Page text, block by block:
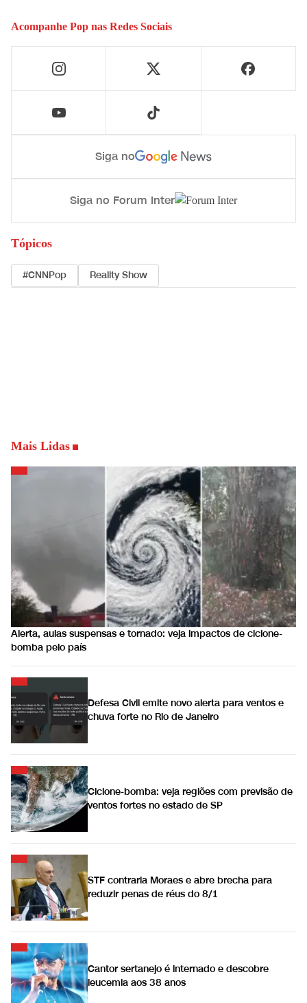
Acompanhe Pop nas Redes Sociais
Siga no
Siga no Forum Inter
Tópicos
#CNNPop Reality Show
Mais Lidas
Alerta, aulas suspensas e tornado: veja impactos de ciclone-
bomba pelo país
Defesa Civil emite novo alerta para ventos e
chuva forte no Rio de Janeiro
Ciclone-bomba: veja regiões com previsão de
ventos fortes no estado de SP
STF contraria Moraes e abre brecha para
reduzir penas de réus do 8/1
Cantor sertanejo é internado e descobre
leucemia aos 38 anos